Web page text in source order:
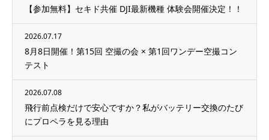
【参加無料】セキド共催 DJI最新機種 体験会開催決定！！
2026.07.17
8月8日開催！第15回 空撮の会 × 第1回ワンデー空撮コン
テスト
2026.07.08
飛行前点検だけで安心ですか？私がバッテリー交換のたび
にプロペラを見る理由